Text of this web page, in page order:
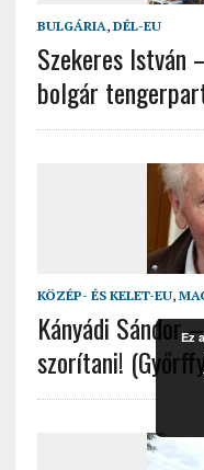
BULGÁRIA, DÉL-EU
Szekeres István
bolgár
KÖZÉP- ÉS KELET-EU,
Kányádi Sándor
szorítani!
Ez